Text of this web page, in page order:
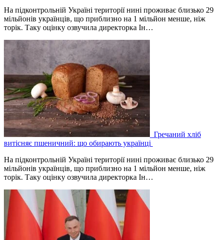
На підконтрольній Україні території нині проживає близько 29
мільйонів українців, що приблизно на 1 мільйон менше, ніж
торік. Таку оцінку озвучила директорка Ін…
Гречаний хліб
витісняє пшеничний: що обирають українці
На підконтрольній Україні території нині проживає близько 29
мільйонів українців, що приблизно на 1 мільйон менше, ніж
торік. Таку оцінку озвучила директорка Ін…